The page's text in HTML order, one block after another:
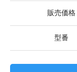
販売価格
型番